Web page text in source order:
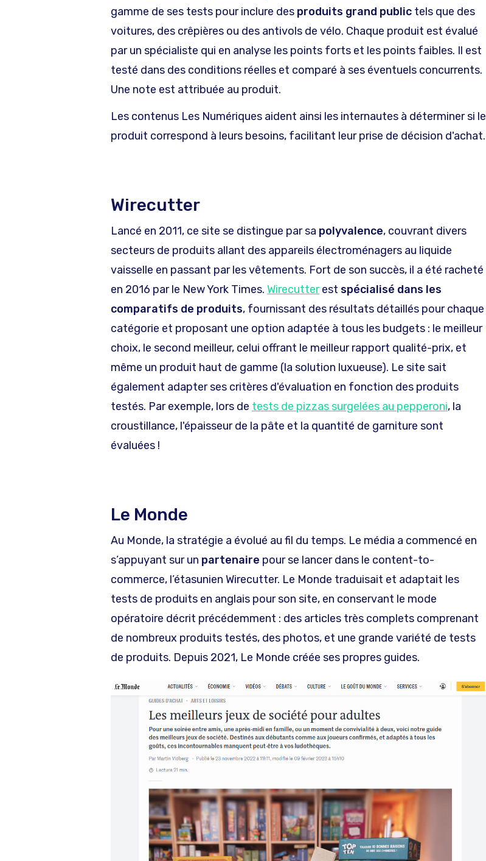
gamme de ses tests pour inclure des produits grand public tels que des
voitures, des crêpières ou des antivols de vélo. Chaque produit est évalué
par un spécialiste qui en analyse les points forts et les points faibles. Il est
testé dans des conditions réelles et comparé à ses éventuels concurrents.
Une note est attribuée au produit.
Les contenus Les Numériques aident ainsi les internautes à déterminer si le
produit correspond à leurs besoins, facilitant leur prise de décision d'achat.
Wirecutter
Lancé en 2011, ce site se distingue par sa polyvalence, couvrant divers
secteurs de produits allant des appareils électroménagers au liquide
vaisselle en passant par les vêtements. Fort de son succès, il a été racheté
en 2016 par le New York Times. Wirecutterest spécialisé dans les
comparatifs de produits, fournissant des résultats détaillés pour chaque
catégorie et proposant une option adaptée à tous les budgets : le meilleur
choix, le second meilleur, celui offrant le meilleur rapport qualité-prix, et
même un produit haut de gamme (la solution luxueuse). Le site sait
également adapter ses critères d'évaluation en fonction des produits
testés. Par exemple, lors de tests de pizzas surgelées au pepperoni, la
croustillance, l'épaisseur de la pâte et la quantité de garniture sont
évaluées !
Le Monde
Au Monde, la stratégie a évolué au fil du temps. Le média a commencé en
s’appuyant sur un partenaire pour se lancer dans le content-to-
commerce, l’étasunien Wirecutter. Le Monde traduisait et adaptait les
tests de produits en anglais pour son site, en conservant le mode
opératoire décrit précédemment : des articles très complets comprenant
de nombreux produits testés, des photos, et une grande variété de tests
de produits. Depuis 2021, Le Monde créée ses propres guides.